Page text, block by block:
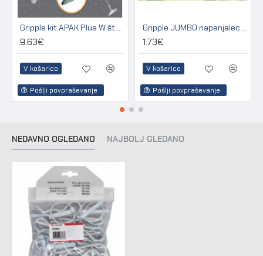
Gripple kit APAK Plus W št.3 za sidranje lesenih in betonskih stebrov
9.63€
V košarico
Pošlji povpraševanje
Gripple JUMBO napenjalec za žico 2,50 - 3,15 mm (pakir. 20 kos)
1.73€
V košarico
Pošlji povpraševanje
NEDAVNO OGLEDANO NAJBOLJ GLEDANO